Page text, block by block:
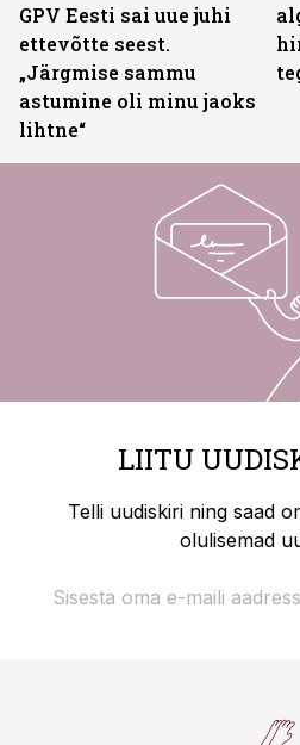
GPV Eesti sai uue juhi
ettevõtte seest.
„Järgmise sammu
astumine oli minu jaoks
lihtne“
LIITU
Telli uudiskiri ning saad
olulisemad